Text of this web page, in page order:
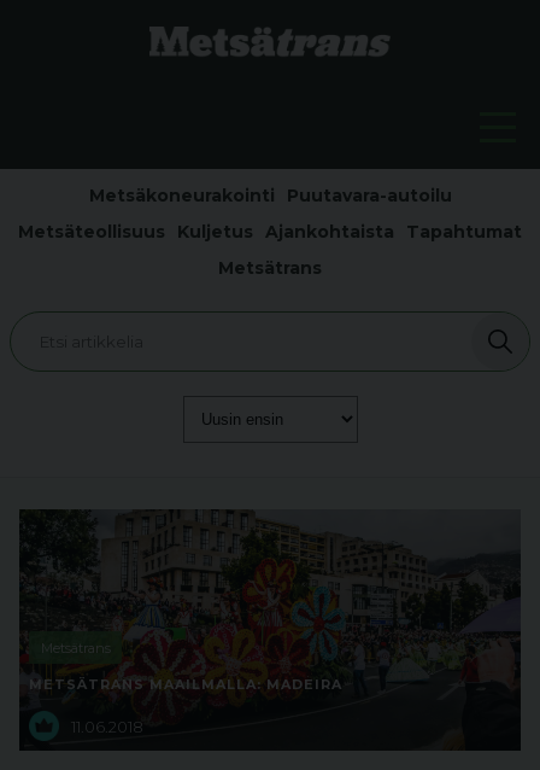
Metsäkoneurakointi
Puutavara-autoilu
Metsäteollisuus
Kuljetus Ajankohtaista
Tapahtumat
Metsätrans
Metsätrans
METSÄTRANS MAAILMALLA: MADEIRA
11.06.2018